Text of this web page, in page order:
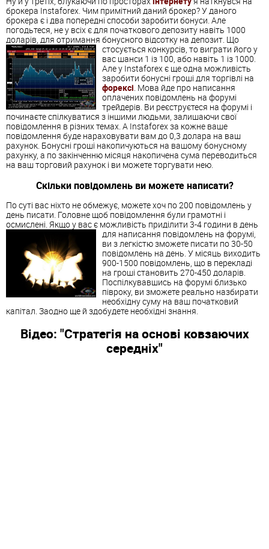
брокера Instaforex. Чим примітний даний брокер? У даного
брокера є і два попередні способи заробити бонуси. Але
погодьтеся, не у всіх є для початкового депозиту навіть 1000
доларів, для отримання бонусного відсотку на депозит. Що
стосується конкурсів, то виграти його у
вас шанси 1 із 100, або навіть 1 із 1000.
Але у Instaforex є ще одна можливість
заробити бонусні гроші для торгівлі на
форексі. Мова йде про написання
оплачених повідомлень на форумі
трейдерів. Ви реєструєтеся на форумі і
починаєте спілкуватися з іншими людьми, залишаючи свої
повідомлення в різних темах. А Instaforex за кожне ваше
повідомлення буде нараховувати вам до 0,3 долара на ваш
рахунок. Бонусні гроші накопичуються на вашому бонусному
рахунку, а по закінченню місяця накопичена сума переводиться
на ваш торговий рахунок і ви можете торгувати нею.
Скільки повідомлень ви можете написати?
По суті вас ніхто не обмежує, можете хоч по 200 повідомлень у
день писати. Головне щоб повідомлення були грамотні і
осмислені. Якщо у вас є можливість приділити 3-4 години в день
для написання повідомлень на форумі,
ви з легкістю зможете писати по 30-50
повідомлень на день. У місяць виходить
900-1500 повідомлень, що в перекладі
на гроші становить 270-450 доларів.
Поспілкувавшись на форумі близько
півроку, ви зможете реально назбирати
необхідну суму на ваш початковий
капітал. Заодно ще й здобудете необхідні знання.
Відео: "Стратегія на основі ковзаючих
середніх"